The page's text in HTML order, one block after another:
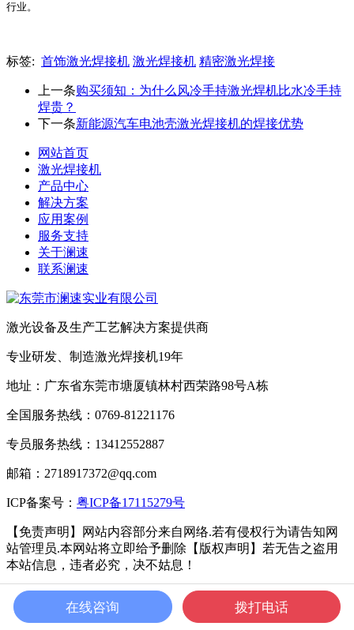
行业。
标签: 首饰激光焊接机 激光焊接机 精密激光焊接
上一条购买须知：为什么风冷手持激光焊机比水冷手持
焊贵？
下一条新能源汽车电池壳激光焊接机的焊接优势
网站首页
激光焊接机
产品中心
解决方案
应用案例
服务支持
关于澜速
联系澜速
激光设备及生产工艺解决方案提供商
专业研发、制造激光焊接机19年
地址：广东省东莞市塘厦镇林村西荣路98号A栋
全国服务热线：0769-81221176
专员服务热线：13412552887
邮箱：2718917372@qq.com
ICP备案号： 粤ICP备17115279号
【免责声明】网站内容部分来自网络.若有侵权行为请告知网
站管理员.本网站将立即给予删除【版权声明】若无告之盗用
本站信息，违者必究，决不姑息！
ICP备案号：粤ICP备17115279号 Powered by Metlnfo 5.3.19
2008-2021 wwwmetinfo.cn
在线咨询 拨打电话